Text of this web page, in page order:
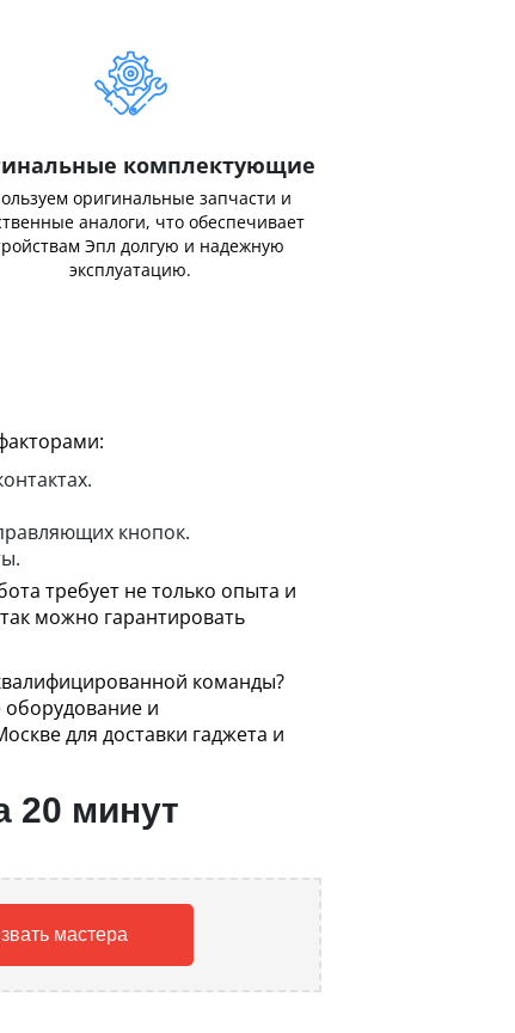
комплектующие
оригинальные запчасти и
аналоги, что обеспечивает
Эпл долгую и надежную
эксплуатацию.
кнопок.
требует не только опыта и
можно гарантировать
команды?
оборудование и
для доставки гаджета и
20 минут
мастера